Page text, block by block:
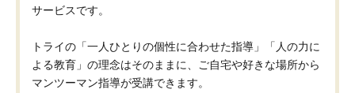
サービスです。
トライの「一人ひとりの個性に合わせた指導」「人の力に
よる教育」の理念はそのままに、ご自宅や好きな場所から
マンツーマン指導が受講できます。